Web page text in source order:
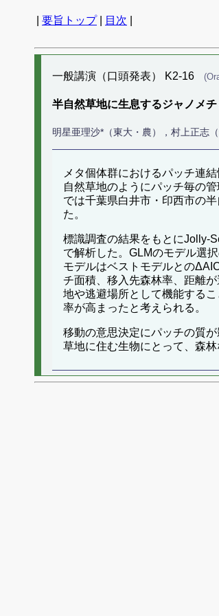
要旨トップ| 目次
一般講演（口頭発表） K2-16
半自然草地に生息するジャノメ
明星亜理沙*（東大・農），村上正志
メタ個体群におけるパッチ連
自然草地のようにパッチ毎の
では千葉県白井市・印西市の
た。
標識調査の結果をもとにJolly-
で解析した。GLMのモデル選
モデルはベストモデルとの
チ面積、移入先森林率、距離
地や逃避場所として機能する
率が高まったと考えられる。
移動の意思決定にパッチの質
草地に住む生物にとって、森